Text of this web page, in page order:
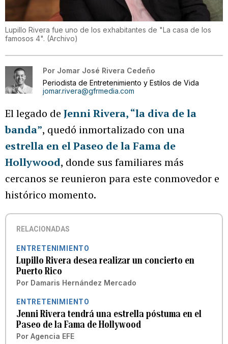
Lupillo Rivera fue uno de los exhabitantes de "La casa de los
famosos 4". (Archivo)
Por Jomar José Rivera Cedeño
Periodista de Entretenimiento y Estilos de Vida
jomar.rivera@gfrmedia.com
El legado de Jenni Rivera, “la diva de la
banda”, quedó inmortalizado con una
estrella en el Paseo de la Fama de
Hollywood, donde sus familiares más
cercanos se reunieron para este conmovedor e
histórico momento.
RELACIONADAS
ENTRETENIMIENTO
Lupillo Rivera desea realizar un concierto en
Puerto Rico
Por Damaris Hernández Mercado
ENTRETENIMIENTO
Jenni Rivera tendrá una estrella póstuma en el
Paseo de la Fama de Hollywood
Por Agencia EFE